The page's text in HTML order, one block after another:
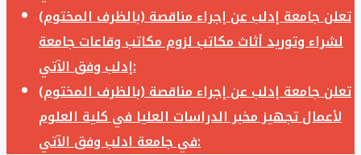
تعلن جامعة إدلب عن إجراء مناقصة (بالظرف المختوم)
لشراء وتوريد أثاث مكاتب لزوم مكاتب وقاعات جامعة
إدلب وفق الآتي:
تعلن جامعة إدلب عن إجراء مناقصة (بالظرف المختوم)
لأعمال تجهيز مخبر الدراسات العليا في كلية العلوم
في جامعة ادلب وفق الآتي: